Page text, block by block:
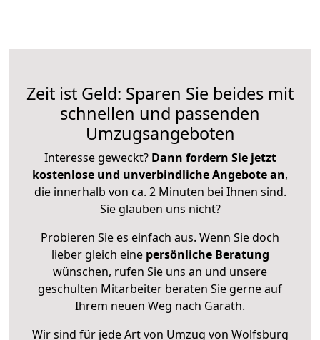
Zeit ist Geld: Sparen Sie beides mit
schnellen und passenden
Umzugsangeboten
Interesse geweckt? Dann fordern Sie jetzt
kostenlose und unverbindliche Angebote an,
die innerhalb von ca. 2 Minuten bei Ihnen sind.
Sie glauben uns nicht?
Probieren Sie es einfach aus. Wenn Sie doch
lieber gleich eine persönliche Beratung
wünschen, rufen Sie uns an und unsere
geschulten Mitarbeiter beraten Sie gerne auf
Ihrem neuen Weg nach Garath.
Wir sind für jede Art von Umzug von Wolfsburg